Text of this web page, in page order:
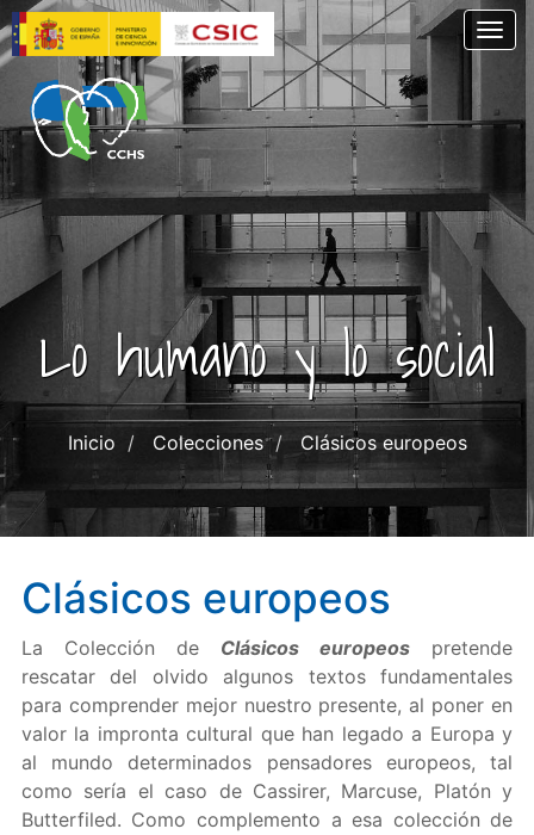
Pasar
al
contenido
principal
Lo humano y lo social
Inicio Colecciones Clásicos europeos
Clásicos europeos
La Colección de Clásicos europeos pretende
rescatar del olvido algunos textos fundamentales
para comprender mejor nuestro presente, al poner en
valor la impronta cultural que han legado a Europa y
al mundo determinados pensadores europeos, tal
como sería el caso de Cassirer, Marcuse, Platón y
Butterfiled. Como complemento a esa colección de